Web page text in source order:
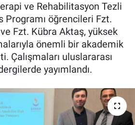
ve Rehabilitasyon Tezli
Programı öğrencileri Fzt.
Fzt. Kübra Aktaş, yüksek
önemli bir akademik
Çalışmaları uluslararası
yayımlandı.